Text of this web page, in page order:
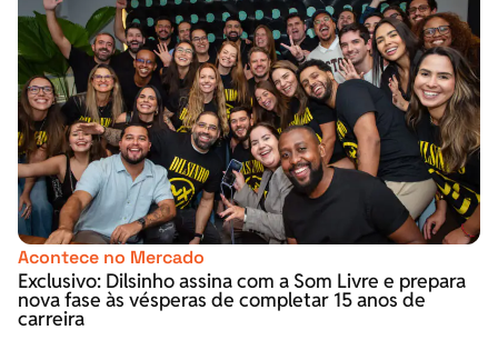
Acontece no Mercado
Exclusivo: Dilsinho assina com a Som Livre e prepara
nova fase às vésperas de completar 15 anos de
carreira